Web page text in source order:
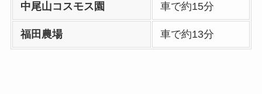
中尾山コスモス園 車で約15分
福田農場 車で約13分